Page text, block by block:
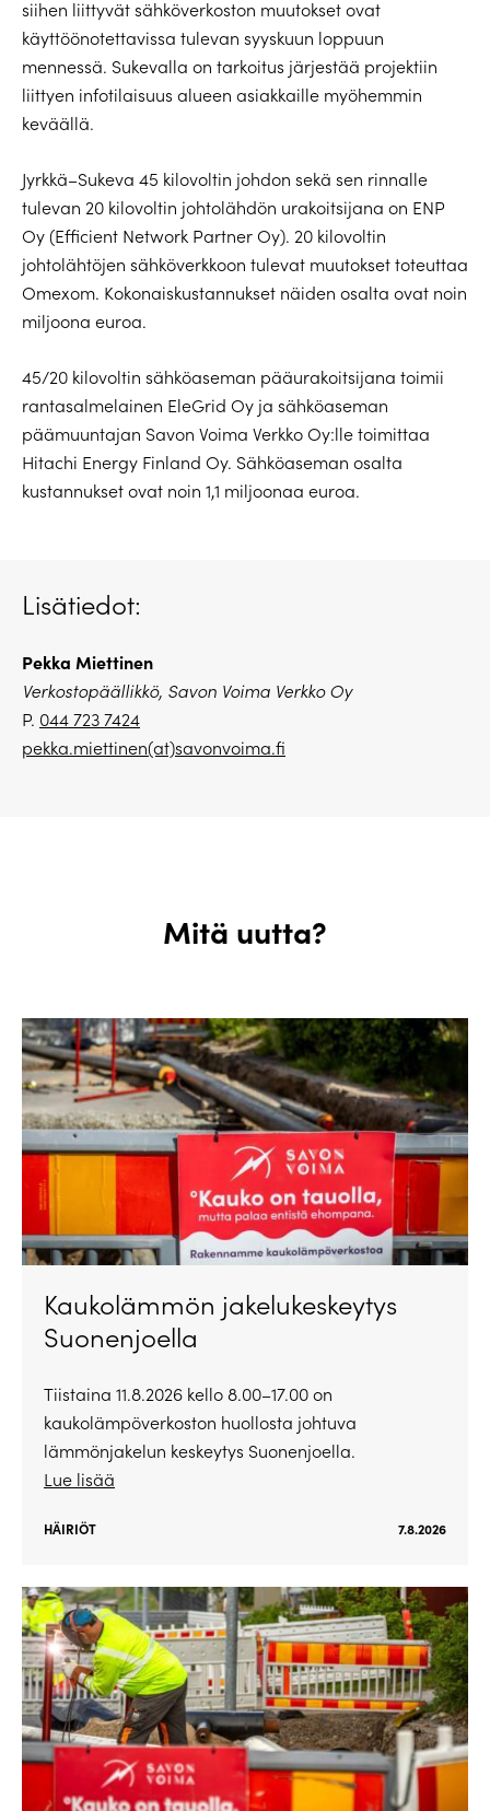
siihen liittyvät sähköverkoston muutokset ovat
käyttöönotettavissa tulevan syyskuun loppuun
mennessä. Sukevalla on tarkoitus järjestää projektiin
liittyen infotilaisuus alueen asiakkaille myöhemmin
keväällä.
Jyrkkä–Sukeva 45 kilovoltin johdon sekä sen rinnalle
tulevan 20 kilovoltin johtolähdön urakoitsijana on ENP
Oy (Efficient Network Partner Oy). 20 kilovoltin
johtolähtöjen sähköverkkoon tulevat muutokset toteuttaa
Omexom. Kokonaiskustannukset näiden osalta ovat noin
miljoona euroa.
45/20 kilovoltin sähköaseman pääurakoitsijana toimii
rantasalmelainen EleGrid Oy ja sähköaseman
päämuuntajan Savon Voima Verkko Oy:lle toimittaa
Hitachi Energy Finland Oy. Sähköaseman osalta
kustannukset ovat noin 1,1 miljoonaa euroa.
Lisätiedot:
Pekka Miettinen
Verkostopäällikkö, Savon Voima Verkko Oy
P. 044 723 7424
pekka.miettinen(at)savonvoima.fi
Mitä uutta?
Kaukolämmön jakelukeskeytys
Suonenjoella
Tiistaina 11.8.2026 kello 8.00–17.00 on
kaukolämpöverkoston huollosta johtuva
lämmönjakelun keskeytys Suonenjoella.
Lue lisää
HÄIRIÖT 7.8.2026